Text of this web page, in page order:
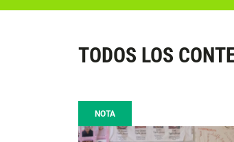
TODOS LOS
NOTA